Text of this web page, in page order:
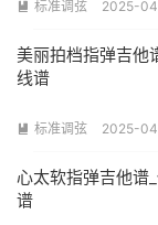
 标准调弦 2025-
美丽拍档指弹吉他
线谱
 标准调弦 2025-
心太软指弹吉他谱
谱